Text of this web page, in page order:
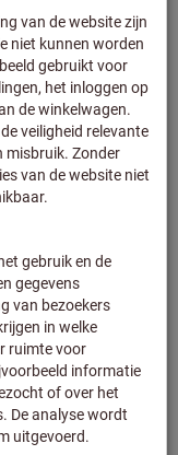
Het vervult een
het
omgeving
schadeljike
verhoogt. 38% van
de huid
invloeden in de
huidziektes
stoffen, chemische
de genezig van
redenen is
van